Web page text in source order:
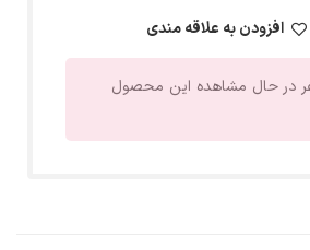
افزودن به علاقه مندی
در حال مشاهده این محصول